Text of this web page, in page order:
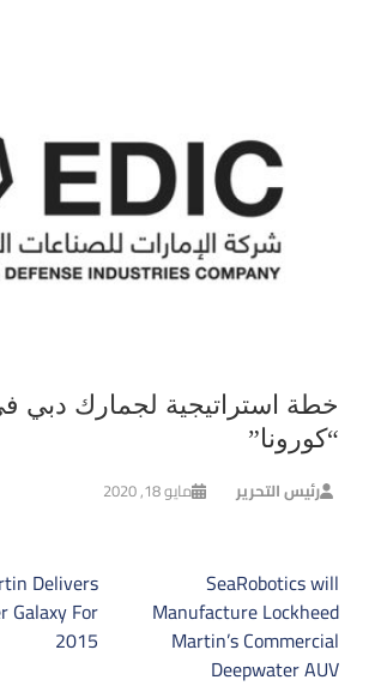
خطة استراتيجية لجمارك دبي
“كورونا”
رئيس التحرير مايو 18, 2020
تصفّح
المقالات
Delivers
Galaxy For
2015
SeaRobotics will
Manufacture Lockheed
Martin’s Commercial
Deepwater AUV